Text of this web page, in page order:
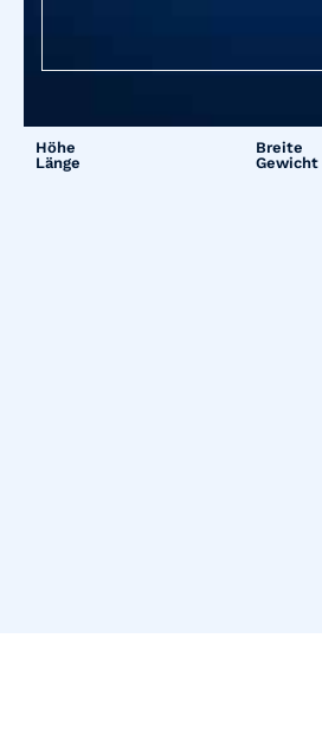
Höhe
Breite
Länge
Gewicht